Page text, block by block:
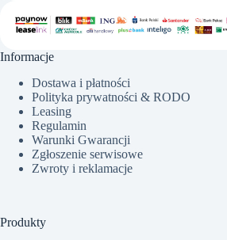
Informacje
Dostawa i płatności
Polityka prywatności & RODO
Leasing
Regulamin
Warunki Gwarancji
Zgłoszenie serwisowe
Zwroty i reklamacje
Produkty